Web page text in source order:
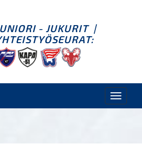
- JUKURIT |
Toggle